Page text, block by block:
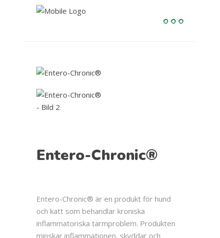
Entero-Chronic®
Entero-Chronic® är en produkt för hund
och katt som behandlar kroniska
inflammatoriska tarmproblem. Produkten
minskar inflammationen, skyddar och